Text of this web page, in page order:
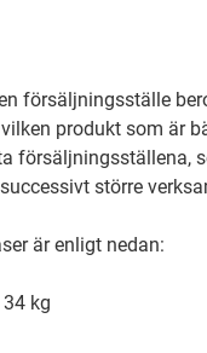
försäljningsställe
produkt som är
försäljningsställena,
större
är enligt nedan:
kg